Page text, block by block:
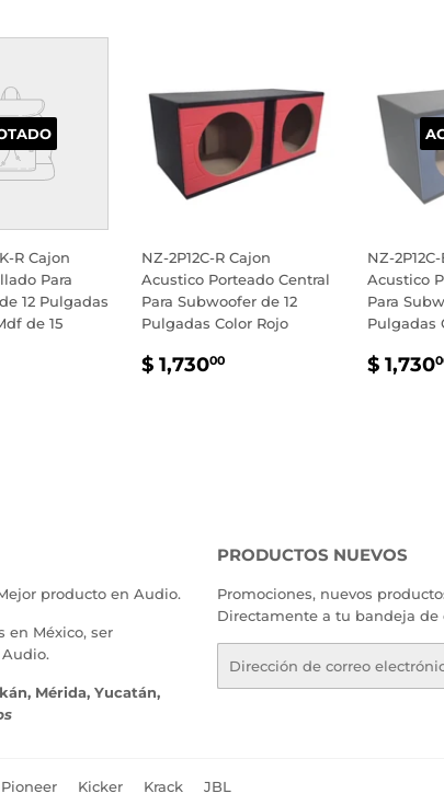
R Cajon
Para
12 Pulgadas
de 15
NZ-2P12C-R Cajon
Acustico Porteado Central
Para Subwoofer de 12
Pulgadas Color Rojo
PRECIO
$ 1,73000
NZ-
Acustico
Para
Pulgadas
$ 1,730
producto en Audio.
en México, ser
Mérida, Yucatán,
PRODUCTOS NUEVOS
Promociones, nuevos
Directamente a tu bandeja de
Pioneer Kicker Krack JBL